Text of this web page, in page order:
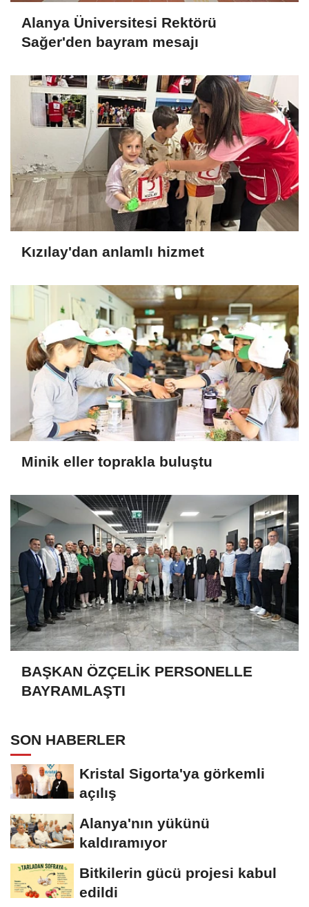
Alanya Üniversitesi Rektörü
Sağer'den bayram mesajı
Kızılay'dan anlamlı hizmet
Minik eller toprakla buluştu
BAŞKAN ÖZÇELİK PERSONELLE
BAYRAMLAŞTI
SON HABERLER
Kristal Sigorta'ya görkemli
açılış
Alanya'nın yükünü
kaldıramıyor
Bitkilerin gücü projesi kabul
edildi